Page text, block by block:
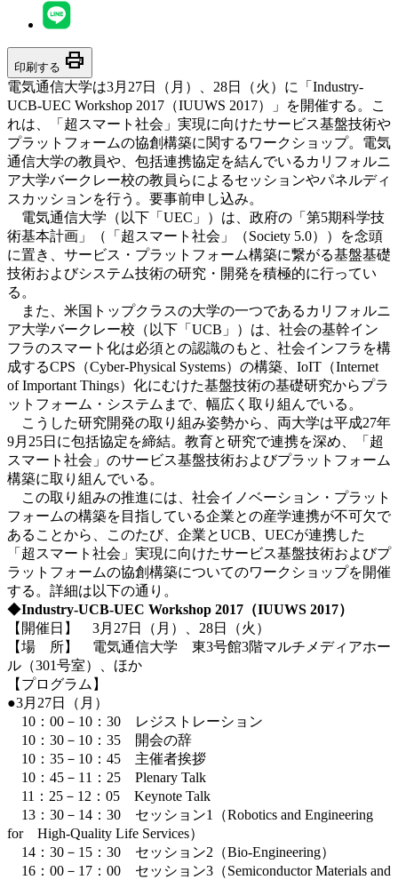
印刷する print
電気通信大学は3月27日（月）、28日（火）に「Industry-
UCB-UEC Workshop 2017（IUUWS 2017）」を開催する。こ
れは、「超スマート社会」実現に向けたサービス基盤技術や
プラットフォームの協創構築に関するワークショップ。電気
通信大学の教員や、包括連携協定を結んでいるカリフォルニ
ア大学バークレー校の教員らによるセッションやパネルディ
スカッションを行う。要事前申し込み。
電気通信大学（以下「UEC」）は、政府の「第5期科学技
術基本計画」（「超スマート社会」（Society 5.0））を念頭
に置き、サービス・プラットフォーム構築に繋がる基盤基礎
技術およびシステム技術の研究・開発を積極的に行ってい
る。
また、米国トップクラスの大学の一つであるカリフォルニ
ア大学バークレー校（以下「UCB」）は、社会の基幹イン
フラのスマート化は必須との認識のもと、社会インフラを構
成するCPS（Cyber-Physical Systems）の構築、IoIT（Internet
of Important Things）化にむけた基盤技術の基礎研究からプラ
ットフォーム・システムまで、幅広く取り組んでいる。
こうした研究開発の取り組み姿勢から、両大学は平成27年
9月25日に包括協定を締結。教育と研究で連携を深め、「超
スマート社会」のサービス基盤技術およびプラットフォーム
構築に取り組んでいる。
この取り組みの推進には、社会イノベーション・プラット
フォームの構築を目指している企業との産学連携が不可欠で
あることから、このたび、企業とUCB、UECが連携した
「超スマート社会」実現に向けたサービス基盤技術およびプ
ラットフォームの協創構築についてのワークショップを開催
する。詳細は以下の通り。
◆Industry-UCB-UEC Workshop 2017（IUUWS 2017）
【開催日】 3月27日（月）、28日（火）
【場 所】 電気通信大学 東3号館3階マルチメディアホー
ル（301号室）、ほか
【プログラム】
●3月27日（月）
10：00－10：30 レジストレーション
10：30－10：35 開会の辞
10：35－10：45 主催者挨拶
10：45－11：25 Plenary Talk
11：25－12：05 Keynote Talk
13：30－14：30 セッション1（Robotics and Engineering
for High-Quality Life Services）
14：30－15：30 セッション2（Bio-Engineering）
16：00－17：00 セッション3（Semiconductor Materials and